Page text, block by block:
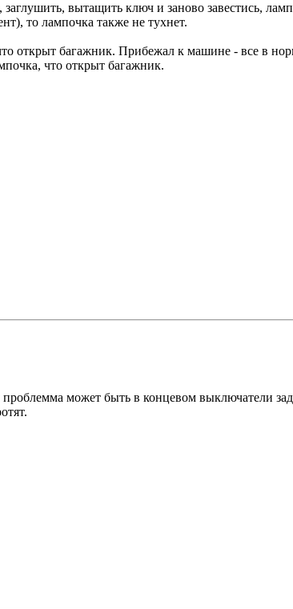
вытащить ключ и заново завестись,
то лампочка также не тухнет.
открыт багажник. Прибежал к машине - все в
что открыт багажник.
может быть в концевом выключатели